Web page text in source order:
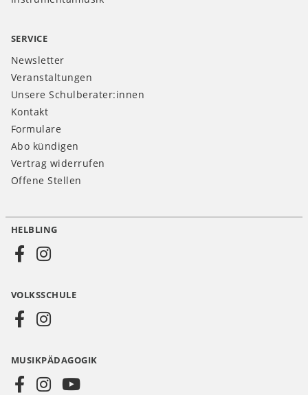
SERVICE
Newsletter
Veranstaltungen
Unsere Schulberater:innen
Kontakt
Formulare
Abo kündigen
Vertrag widerrufen
Offene Stellen
Social
AT
HELBLING
VOLKSSCHULE
MUSIKPÄDAGOGIK